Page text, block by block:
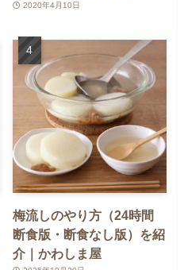
2020年4月10日
梅流しのやり方（24時間
断食版・断食なし版）を紹
介｜かわしま屋